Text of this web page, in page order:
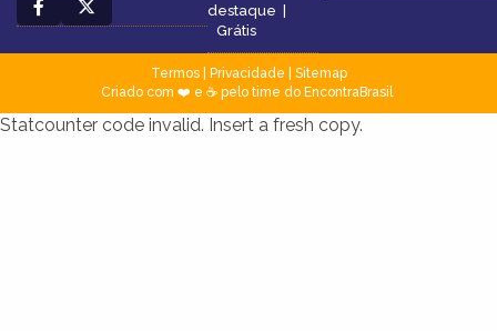
destaque
Grátis
Termos| Privacidade
Sitemap
Criado com ❤️ e ☕ pelo time do EncontraBrasil
Statcounter code invalid. Insert a fresh copy.